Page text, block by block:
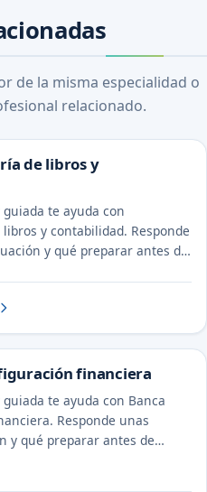
de la misma especialidad o
relacionado.
de libros y
te ayuda con
y contabilidad. Responde
y qué preparar antes de
financiera
te ayuda con Banca
Responde unas
y qué preparar antes de